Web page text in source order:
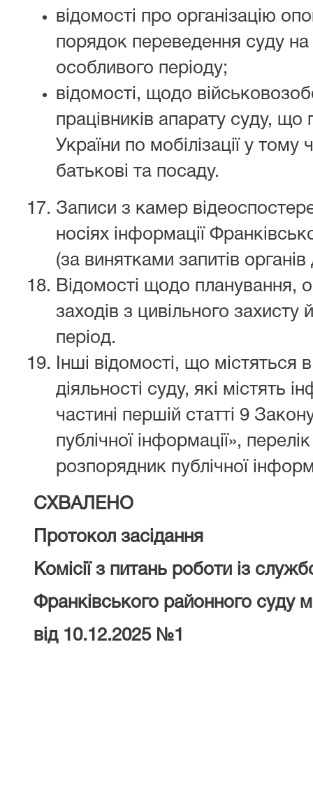
відомості про організацію
порядок переведення суду
особливого періоду;
відомості, щодо
працівників апарату суду,
України по мобілізації у тому
батькові та посаду.
Записи з камер
носіях інформації
(за винятками запитів
Відомості щодо планування,
заходів з цивільного
період.
Інші відомості, що містяться
діяльності суду, які містять
частині першій статті 9
публічної інформації»,
розпорядник публічної
СХВАЛЕНО
Протокол засідання
Комісії з питань роботи із
Франківського районного суду
від 10.12.2025 №1